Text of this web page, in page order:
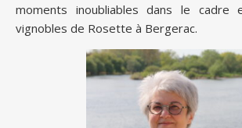
moments inoubliables dans le cadre
vignobles de Rosette à Bergerac.